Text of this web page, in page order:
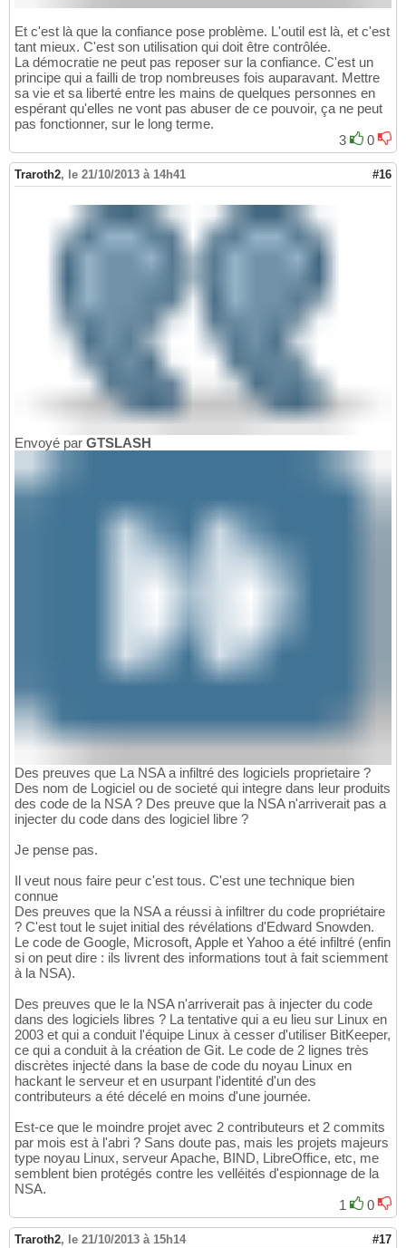
Et c'est là que la confiance pose problème. L'outil est là, et c'est
tant mieux. C'est son utilisation qui doit être contrôlée.
La démocratie ne peut pas reposer sur la confiance. C'est un
principe qui a failli de trop nombreuses fois auparavant. Mettre
sa vie et sa liberté entre les mains de quelques personnes en
espérant qu'elles ne vont pas abuser de ce pouvoir, ça ne peut
pas fonctionner, sur le long terme.
3
0
Traroth2, le 21/10/2013 à 14h41 #16
Envoyé par GTSLASH
Des preuves que La NSA a infiltré des logiciels proprietaire ?
Des nom de Logiciel ou de societé qui integre dans leur produits
des code de la NSA ? Des preuve que la NSA n'arriverait pas a
injecter du code dans des logiciel libre ?
Je pense pas.
Il veut nous faire peur c'est tous. C'est une technique bien
connue
Des preuves que la NSA a réussi à infiltrer du code propriétaire
? C'est tout le sujet initial des révélations d'Edward Snowden.
Le code de Google, Microsoft, Apple et Yahoo a été infiltré (enfin
si on peut dire : ils livrent des informations tout à fait sciemment
à la NSA).
Des preuves que le la NSA n'arriverait pas à injecter du code
dans des logiciels libres ? La tentative qui a eu lieu sur Linux en
2003 et qui a conduit l'équipe Linux à cesser d'utiliser BitKeeper,
ce qui a conduit à la création de Git. Le code de 2 lignes très
discrètes injecté dans la base de code du noyau Linux en
hackant le serveur et en usurpant l'identité d'un des
contributeurs a été décelé en moins d'une journée.
Est-ce que le moindre projet avec 2 contributeurs et 2 commits
par mois est à l'abri ? Sans doute pas, mais les projets majeurs
type noyau Linux, serveur Apache, BIND, LibreOffice, etc, me
semblent bien protégés contre les velléités d'espionnage de la
NSA.
1
0
Traroth2, le 21/10/2013 à 15h14 #17